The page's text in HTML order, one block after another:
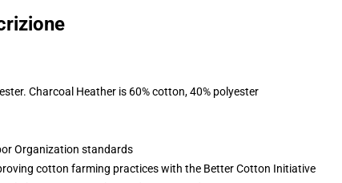
Charcoal Heather is 60% cotton, 40% polyester
Organization standards
cotton farming practices with the Better Cotton Initiative